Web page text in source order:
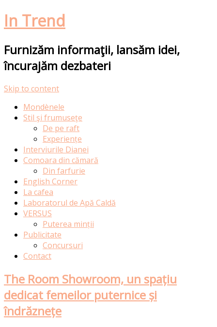
In Trend
Furnizăm informaţii, lansăm idei,
încurajăm dezbateri
Skip to content
Mondènele
Stil şi frumuseţe
De pe raft
Experiențe
Interviurile Dianei
Comoara din cămară
Din farfurie
English Corner
La cafea
Laboratorul de Apă Caldă
VERSUS
Puterea minții
Publicitate
Concursuri
Contact
The Room Showroom, un spațiu
dedicat femeilor puternice și
îndrăznețe